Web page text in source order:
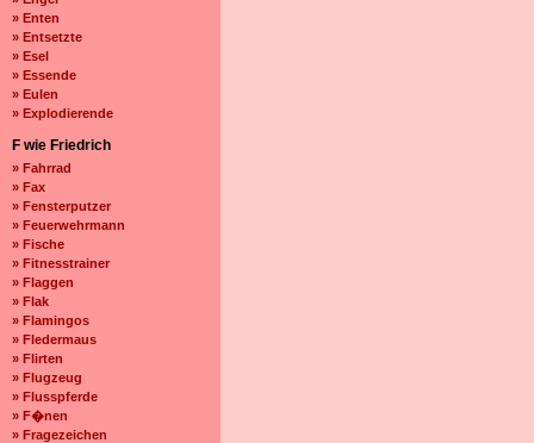
» Enten
» Entsetzte
» Esel
» Essende
» Eulen
» Explodierende
F wie Friedrich
» Fahrrad
» Fax
» Fensterputzer
» Feuerwehrmann
» Fische
» Fitnesstrainer
» Flaggen
» Flak
» Flamingos
» Fledermaus
» Flirten
» Flugzeug
» Flusspferde
» F�nen
» Fragezeichen